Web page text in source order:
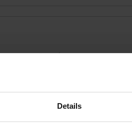
Details
8/10